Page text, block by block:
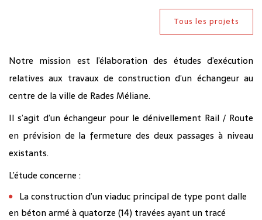
Tous les projets
Notre mission est l’élaboration des études d’exécution
relatives aux travaux de construction d’un échangeur au
centre de la ville de Rades Méliane.
Il s’agit d’un échangeur pour le dénivellement Rail / Route
en prévision de la fermeture des deux passages à niveau
existants.
L’étude concerne :
La construction d’un viaduc principal de type pont dalle
en béton armé à quatorze (14) travées ayant un tracé